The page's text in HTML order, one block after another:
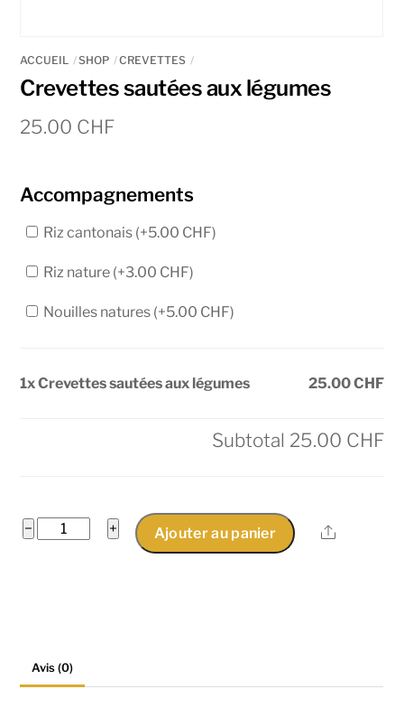
ACCUEIL SHOP CREVETTES
Crevettes sautées aux légumes
25.00 CHF
Accompagnements
Riz cantonais (+5.00 CHF)
Riz nature (+3.00 CHF)
Nouilles natures (+5.00 CHF)
1x Crevettes sautées aux légumes 25.00 CHF
Subtotal 25.00 CHF
−
quantité
+ Ajouter au panier Share
Avis (0)